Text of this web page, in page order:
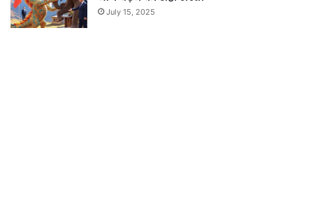
July 15, 2025